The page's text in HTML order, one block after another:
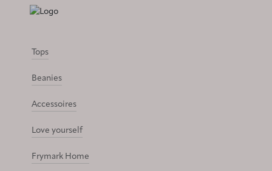
Tops
Beanies
Accessoires
Love yourself
Frymark Home